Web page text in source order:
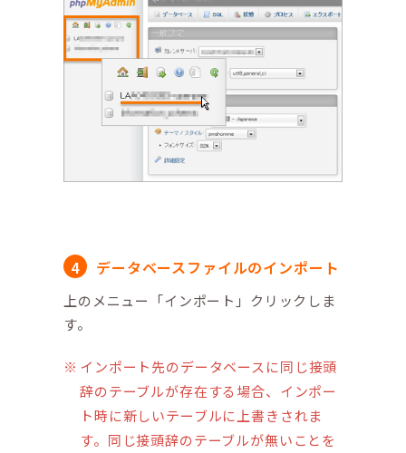
データベースファイルのインポート
上のメニュー「インポート」クリックしま
す。
インポート先のデータベースに同じ接頭
辞のテーブルが存在する場合、インポー
ト時に新しいテーブルに上書きされま
す。同じ接頭辞のテーブルが無いことを